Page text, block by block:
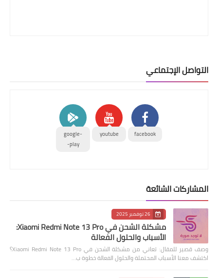
التواصل الإجتماعي
facebook
youtube
google-
play-
المشاركات الشائعة
26 نوفمبر 2025
مشكلة الشحن في Xiaomi Redmi Note 13 Pro:
الأسباب والحلول الفعالة
وصف قصير للمقال: تعاني من مشكلة الشحن في Xiaomi Redmi Note 13 Pro؟
اكتشف معنا الأسباب المحتملة والحلول الفعالة خطوة ب…